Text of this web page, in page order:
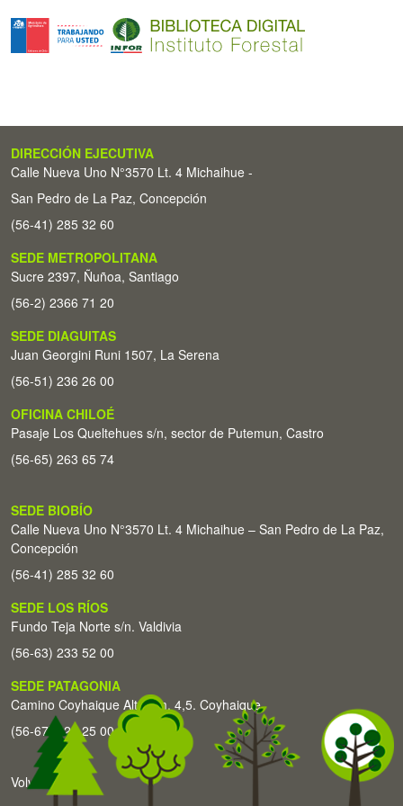
DIRECCIÓN EJECUTIVA
Calle Nueva Uno N°3570 Lt. 4 Michaihue -
San Pedro de La Paz, Concepción
(56-41) 285 32 60
SEDE METROPOLITANA
Sucre 2397, Ñuñoa, Santiago
(56-2) 2366 71 20
SEDE DIAGUITAS
Juan Georgini Runi 1507, La Serena
(56-51) 236 26 00
OFICINA CHILOÉ
Pasaje Los Queltehues s/n, sector de Putemun, Castro
(56-65) 263 65 74
SEDE BIOBÍO
Calle Nueva Uno N°3570 Lt. 4 Michaihue – San Pedro de La Paz,
Concepción
(56-41) 285 32 60
SEDE LOS RÍOS
Fundo Teja Norte s/n. Valdivia
(56-63) 233 52 00
SEDE PATAGONIA
Camino Coyhaique Alto Km. 4,5. Coyhaique
(56-67) 226 25 00
Volver arriba